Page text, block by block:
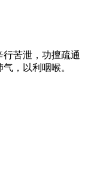
苦泄，功擅疏通
，以利咽喉。